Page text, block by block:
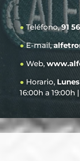
●Teléfono,91
●E-mail,
● Web,
● Horario,
16:00h a 19:00h |